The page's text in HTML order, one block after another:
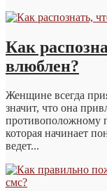
Как
влюблен?
Женщине всегда
значит, что она
противоположному
которая начинает
ведет...